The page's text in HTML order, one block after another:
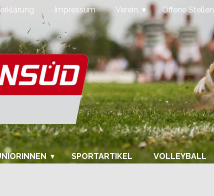
Impressum Verein Offene Stellen
SPORTARTIKEL VOLLEYBALL